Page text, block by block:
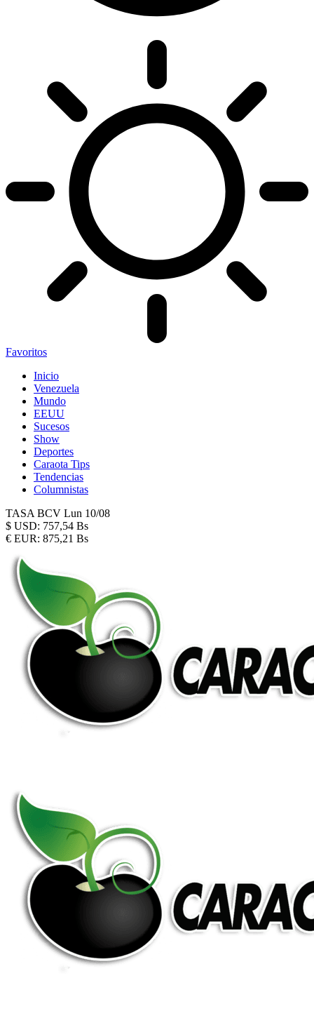
Favoritos
Inicio
Venezuela
Mundo
EEUU
Sucesos
Show
Deportes
Caraota Tips
Tendencias
Columnistas
TASA BCV Lun 10/08
$ USD: 757,54 Bs
€ EUR: 875,21 Bs